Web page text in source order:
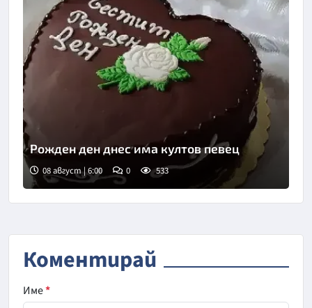
Рожден ден днес има култов певец
08 август | 6:00 0 533
Коментирай
Име*